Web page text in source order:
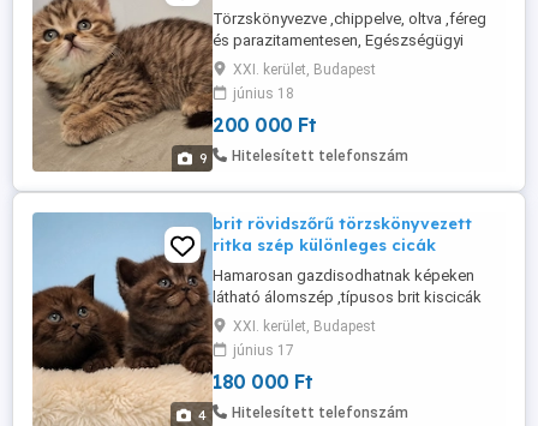
9
Törzskönyvezve ,chippelve, oltva ,féreg
és parazitamentesen, Egészségügyi
Könyvel, szerződéssel eladók a képeken
látható gyönyörű brit cicák. Ajándékokkal
amik a kezdetben szükségesek.
Telefonon lehet érdeklődni: 06706771991
Facebook Luxury Cats
XXI. kerület, Budapest
június 18
200 000 Ft
Hitelesített telefonszám
4
brit rövidszőrű törzskönyvezett
ritka szép különleges cicák
Hamarosan gazdisodhatnak képeken
látható álomszép ,típusos brit kiscicák
Törzskönyvezve ,chippelve, oltva ,féreg
és parazitamentesen. Egészségügyi
Könyvel, szerződéssel. Ajándékokkal
amik a kezdetben szükségesek.
Személyesen is megtekinthető Telefonon
XXI. kerület, Budapest
június 17
180 000 Ft
Hitelesített telefonszám